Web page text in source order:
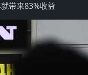
带来83%收益